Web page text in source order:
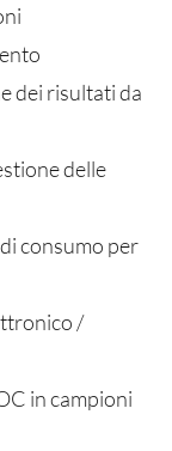
dei risultati da
delle
consumo per
/
in campioni